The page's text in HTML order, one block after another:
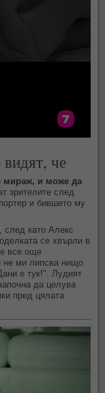
че
мираж, и може да
зрителите след
и бившето му
след като Алекс
се хвърли в
все още
не ми липсва нищо
е тук!". Лудият
да целува
пред цялата